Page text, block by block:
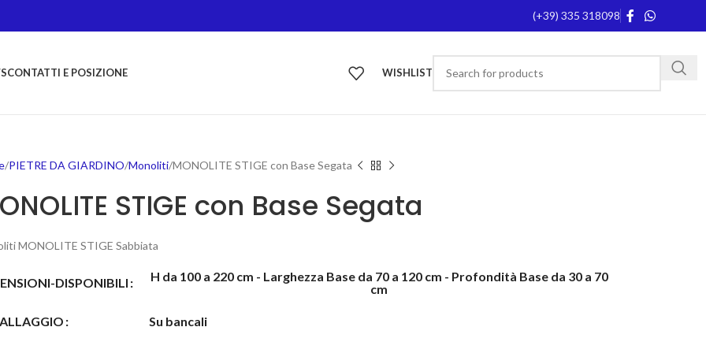
(+39) 335 318098
CONTATTI E POSIZIONE WISHLIST
PIETRE DA GIARDINO Monoliti MONOLITE STIGE con Base Segata
STIGE con Base Segata
MONOLITE STIGE Sabbiata
DISPONIBILI
H da 100 a 220 cm - Larghezza Base da 70 a 120 cm - Profondità Base da 30 a 70
cm
Su bancali